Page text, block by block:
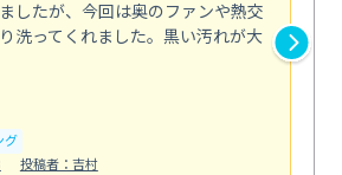
したが、今回は奥のファンや熱交
洗ってくれました。黒い汚れが大
グ
投稿者：吉村